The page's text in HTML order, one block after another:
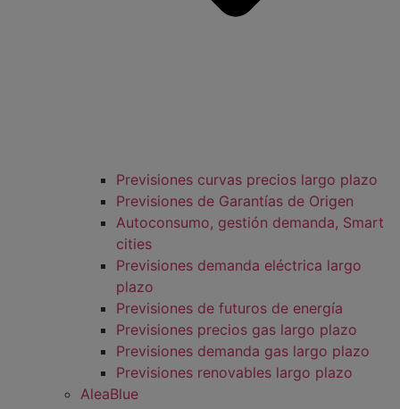
Previsiones curvas precios largo plazo
Previsiones de Garantías de Origen
Autoconsumo, gestión demanda, Smart
cities
Previsiones demanda eléctrica largo
plazo
Previsiones de futuros de energía
Previsiones precios gas largo plazo
Previsiones demanda gas largo plazo
Previsiones renovables largo plazo
AleaBlue